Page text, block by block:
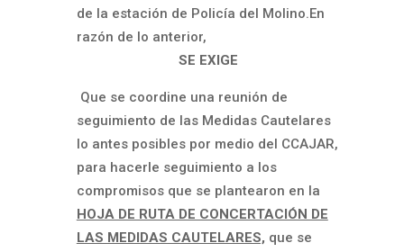
de la estación de Policía del Molino.En
razón de lo anterior,
SE EXIGE
Que se coordine una reunión de
seguimiento de las Medidas Cautelares
lo antes posibles por medio del CCAJAR,
para hacerle seguimiento a los
compromisos que se plantearon en la
HOJA DE RUTA DE CONCERTACIÓN DE
LAS MEDIDAS CAUTELARES, que se